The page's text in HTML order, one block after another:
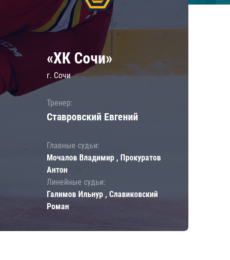
«ХК Сочи»
г. Сочи
Тренер:
Ставровский Евгений
Главные судьи:
Мочалов Владимир , Прокуратов
Антон
Линейные судьи:
Галимов Ильнур , Славиковский
Роман